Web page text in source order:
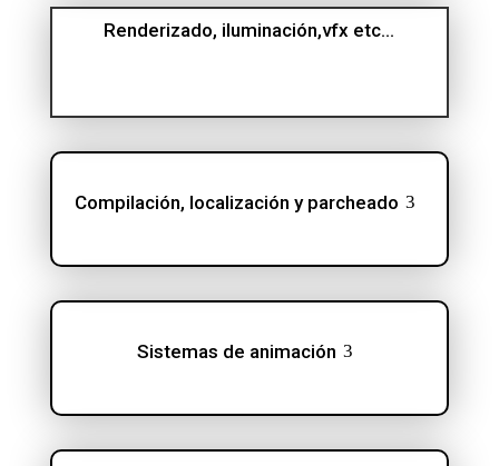
Renderizado, iluminación,vfx etc...
Compilación, localización y parcheado
Sistemas de animación